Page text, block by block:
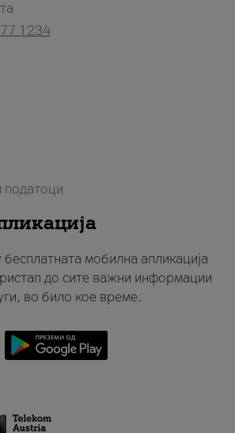
1234
податоци
мобилна апликација
до сите важни информации
во било кое време.